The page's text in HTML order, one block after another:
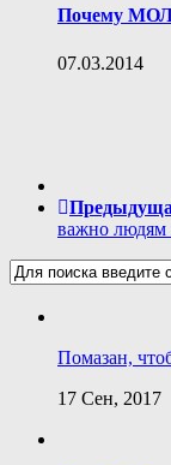
Почему
07.03.2014
важно людям
Помазан,
17 Сен, 2017